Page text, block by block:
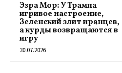
Эзра Мор: У Трампа
игривое настроение,
Зеленский злит иранцев,
а курды возвращаются в
игру
30.07.2026